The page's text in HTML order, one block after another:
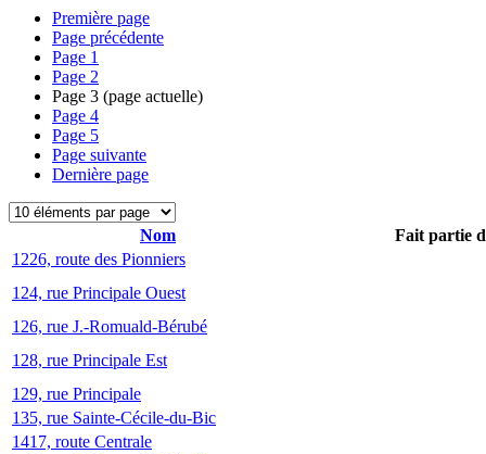
Première page
Page précédente
Page 1
Page 2
Page 3 (page actuelle)
Page 4
Page 5
Page suivante
Dernière page
Nom
Fait partie
1226, route des Pionniers
124, rue Principale Ouest
126, rue J.-Romuald-Bérubé
128, rue Principale Est
129, rue Principale
135, rue Sainte-Cécile-du-Bic
1417, route Centrale